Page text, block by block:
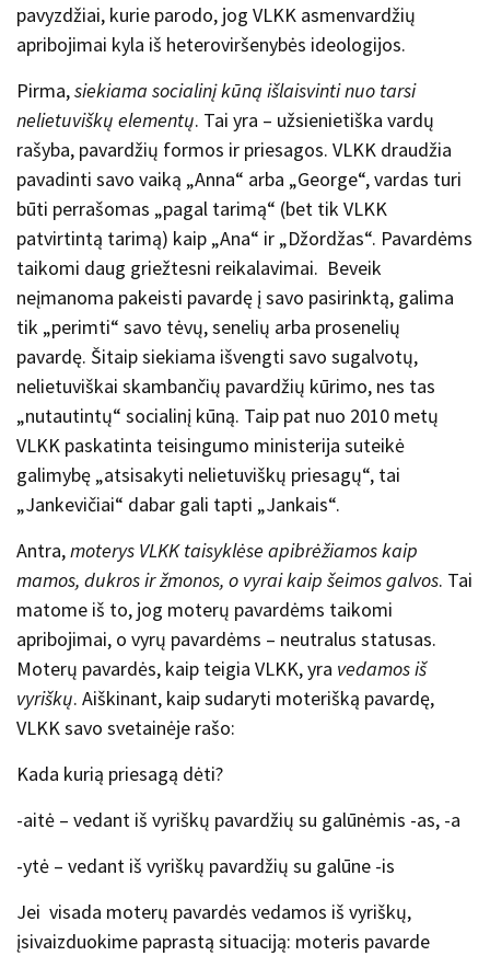
pavyzdžiai, kurie parodo, jog VLKK asmenvardžių
apribojimai kyla iš heteroviršenybės ideologijos.
Pirma,siekiama socialinį kūną išlaisvinti nuo tarsi
nelietuviškų elementų. Tai yra – užsienietiška vardų
rašyba, pavardžių formos ir priesagos. VLKK draudžia
pavadinti savo vaiką „Anna“ arba „George“, vardas turi
būti perrašomas „pagal tarimą“ (bet tik VLKK
patvirtintą tarimą) kaip „Ana“ ir „Džordžas“. Pavardėms
taikomi daug griežtesni reikalavimai. Beveik
neįmanoma pakeisti pavardę į savo pasirinktą, galima
tik „perimti“ savo tėvų, senelių arba prosenelių
pavardę. Šitaip siekiama išvengti savo sugalvotų,
nelietuviškai skambančių pavardžių kūrimo, nes tas
„nutautintų“ socialinį kūną. Taip pat nuo 2010 metų
VLKK paskatinta teisingumo ministerija suteikė
galimybę „atsisakyti nelietuviškų priesagų“, tai
„Jankevičiai“ dabar gali tapti „Jankais“.
Antra,moterys VLKK taisyklėse apibrėžiamos kaip
mamos, dukros ir žmonos, o vyrai kaip šeimos galvos. Tai
matome iš to, jog moterų pavardėms taikomi
apribojimai, o vyrų pavardėms – neutralus statusas.
Moterų pavardės, kaip teigia VLKK, yra vedamos iš
vyriškų. Aiškinant, kaip sudaryti moterišką pavardę,
VLKK savo svetainėje rašo:
Kada kurią priesagą dėti?
-aitė – vedant iš vyriškų pavardžių su galūnėmis -as, -a
-ytė – vedant iš vyriškų pavardžių su galūne -is
Jei visada moterų pavardės vedamos iš vyriškų,
įsivaizduokime paprastą situaciją: moteris pavarde